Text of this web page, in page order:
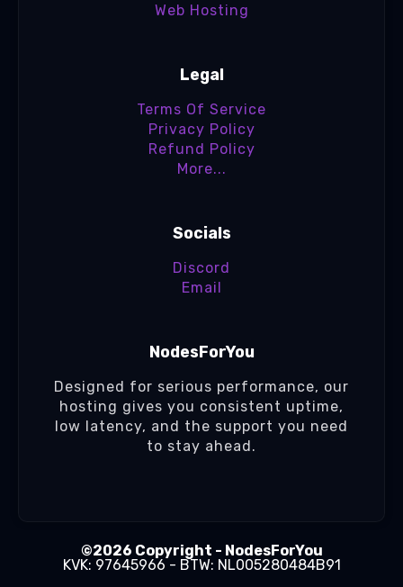
Web Hosting
Legal
Terms Of Service
Privacy Policy
Refund Policy
More...
Socials
Discord
Email
NodesForYou
Designed for serious performance, our
hosting gives you consistent uptime,
low latency, and the support you need
to stay ahead.
©2026 Copyright - NodesForYou
KVK: 97645966 - BTW: NL005280484B91